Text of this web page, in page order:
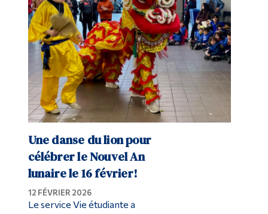
Une danse du lion pour
célébrer le Nouvel An
lunaire le 16 février!
12 FÉVRIER 2026
Le service Vie étudiante a